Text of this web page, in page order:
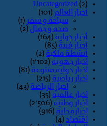
Uncategorized (2)
أخبار العالم (101)
سياحة و سفر (1)
صحة و جمال (2)
أخبار دولية (164)
أخبار فنية (85)
أنشطة ملكية (2)
اخبار جهوية (1٬102)
اخبار دولية متنوعة (81)
اخبار رياضية (215)
اخبار الرياضة (43)
اخبار عالمية (35)
اخبار وطنية (2٬506)
اخبارمحلية (916)
اقتصاد (4)